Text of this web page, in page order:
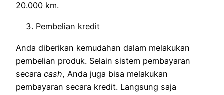
20.000 km.
Pembelian kredit
Anda diberikan kemudahan dalam melakukan
pembelian produk. Selain sistem pembayaran
secara cash, Anda juga bisa melakukan
pembayaran secara kredit. Langsung saja